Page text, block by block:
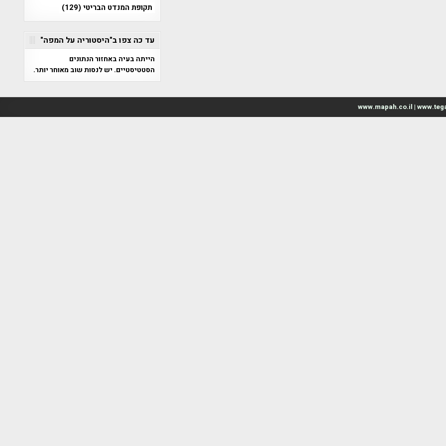
תקופת המנדט הבריטי(129)
עד כה צפו ב"היסטוריה על המפה"
הייתה בעיה באחזור הנתונים
הסטטיסטיים. יש לנסות שוב מאוחר יותר.